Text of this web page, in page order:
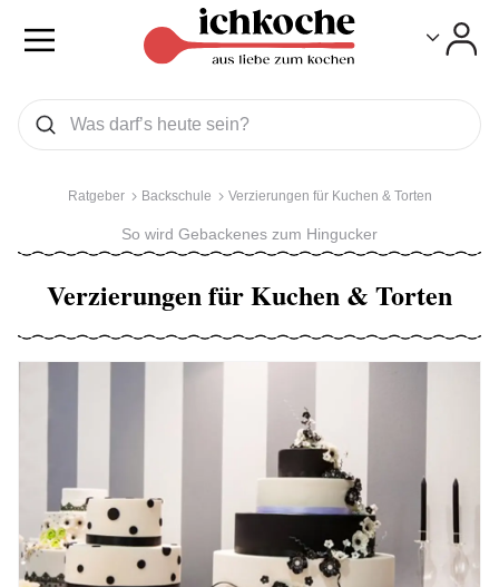
Was wollen Sie suchen
Suchen
Ratgeber Backschule Verzierungen für Kuchen & Torten
So wird Gebackenes zum Hingucker
Verzierungen für Kuchen & Torten